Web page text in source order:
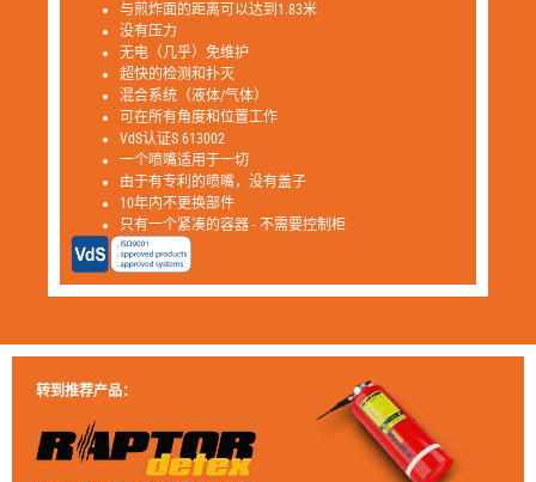
与煎炸面的距离可以达到1.83米
没有压力
无电（几乎）免维护
超快的检测和扑灭
混合系统（液体/气体）
可在所有角度和位置工作
VdS认证S 613002
一个喷嘴适用于一切
由于有专利的喷嘴，没有盖子
10年内不更换部件
只有一个紧凑的容器 - 不需要控制柜
转到推荐产品：